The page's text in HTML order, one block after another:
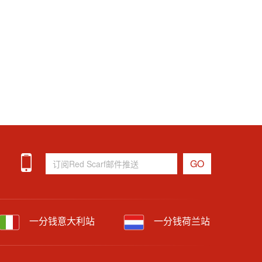
一分钱意大利站 一分钱荷兰站